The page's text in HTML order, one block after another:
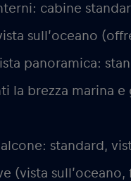
cabine
sull’oceano
panoramica:
la brezza marina
standard,
(vista